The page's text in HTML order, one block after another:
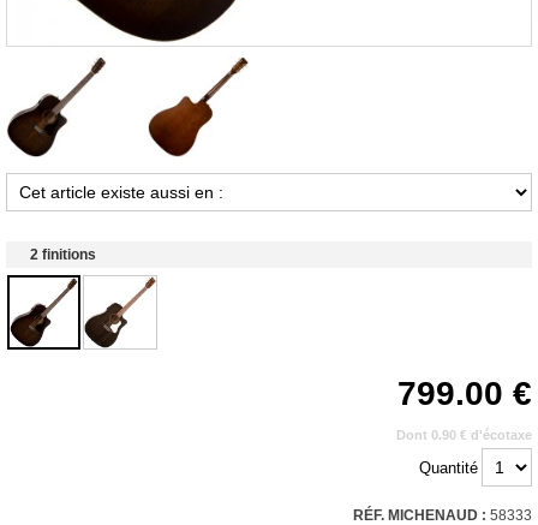
2 finitions
799.00
Dont 0.90 € d'écotaxe
Quantité
RÉF. MICHENAUD : 58333